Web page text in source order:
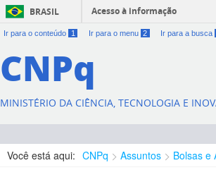
BRASIL Acesso à informação
Ir para o conteúdo 1 Ir para o menu 2 Ir para a busca
CNPq
MINISTÉRIO DA CIÊNCIA, TECNOLOGIA E
Você está aqui: CNPq Assuntos Bolsas e